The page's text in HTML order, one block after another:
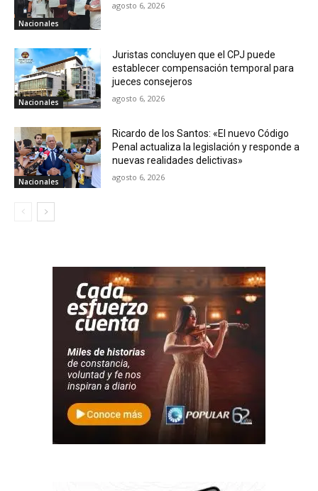
Nacionales
agosto 6, 2026
Nacionales
Juristas concluyen que el CPJ puede
establecer compensación temporal para
jueces consejeros
agosto 6, 2026
Nacionales
Ricardo de los Santos: «El nuevo Código
Penal actualiza la legislación y responde a
nuevas realidades delictivas»
agosto 6, 2026